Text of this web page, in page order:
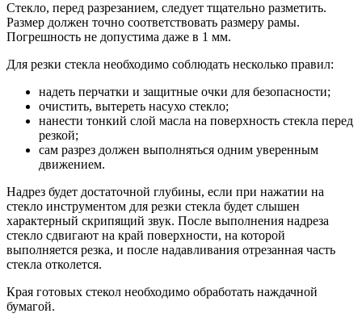
Стекло, перед разрезанием, следует тщательно разметить.
Размер должен точно соответствовать размеру рамы.
Погрешность не допустима даже в 1 мм.
Для резки стекла необходимо соблюдать несколько правил:
надеть перчатки и защитные очки для безопасности;
очистить, вытереть насухо стекло;
нанести тонкий слой масла на поверхность стекла перед
резкой;
сам разрез должен выполняться одним уверенным
движением.
Надрез будет достаточной глубины, если при нажатии на
стекло инструментом для резки стекла будет слышен
характерный скрипящий звук. После выполнения надреза
стекло сдвигают на край поверхности, на которой
выполняется резка, и после надавливания отрезанная часть
стекла отколется.
Края готовых стекол необходимо обработать наждачной
бумагой.